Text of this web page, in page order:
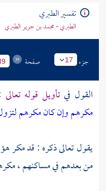
تفسير الطبري
الطبري - محمد بن جرير الطبري
جزء 17 صفحة
القول فيتأويل قوله
مكرهم وإن كان مكرهم
يقول تعالى ذكره : قد مكر
من بعدهم في مساكنهم ،